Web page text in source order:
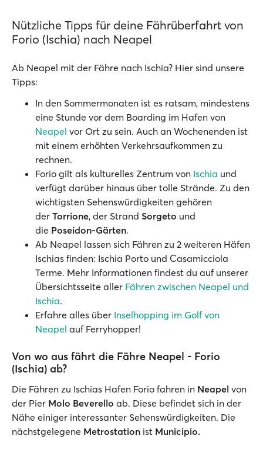
Nützliche Tipps für deine Fährüberfahrt von
Forio (Ischia) nach Neapel
Ab Neapel mit der Fähre nach Ischia? Hier sind unsere
Tipps:
In den Sommermonaten ist es ratsam, mindestens
eine Stunde vor dem Boarding im Hafen von
Neapel vor Ort zu sein. Auch an Wochenenden ist
mit einem erhöhten Verkehrsaufkommen zu
rechnen.
Forio gilt als kulturelles Zentrum von Ischia und
verfügt darüber hinaus über tolle Strände. Zu den
wichtigsten Sehenswürdigkeiten gehören
der Torrione, der Strand Sorgeto und
die Poseidon-Gärten.
Ab Neapel lassen sich Fähren zu 2 weiteren Häfen
Ischias finden: Ischia Porto und Casamicciola
Terme. Mehr Informationen findest du auf unserer
Übersichtsseite aller Fähren zwischen Neapel und
Ischia.
Erfahre alles über Inselhopping im Golf von
Neapel auf Ferryhopper!
Von wo aus fährt die Fähre Neapel - Forio
(Ischia) ab?
Die Fähren zu Ischias Hafen Forio fahren in Neapel von
der Pier Molo Beverello ab. Diese befindet sich in der
Nähe einiger interessanter Sehenswürdigkeiten. Die
nächstgelegene Metrostation ist Municipio.